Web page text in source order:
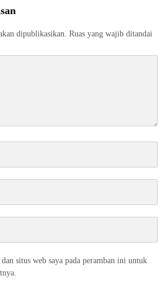
dipublikasikan. Ruas yang wajib ditandai
situs web saya pada peramban ini untuk